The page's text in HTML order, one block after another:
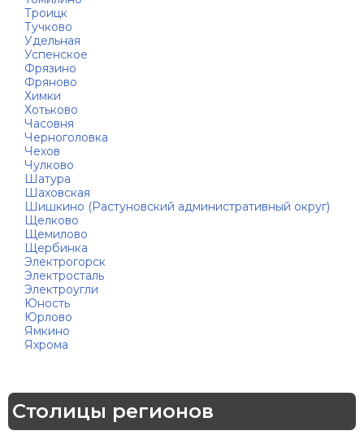
Троицк
Тучково
Удельная
Успенское
Фрязино
Фряново
Химки
Хотьково
Часовня
Черноголовка
Чехов
Чулково
Шатура
Шаховская
Шишкино (Растуновский административный округ)
Щелково
Щемилово
Щербинка
Электрогорск
Электросталь
Электроугли
Юность
Юрлово
Ямкино
Яхрома
Столицы регионов